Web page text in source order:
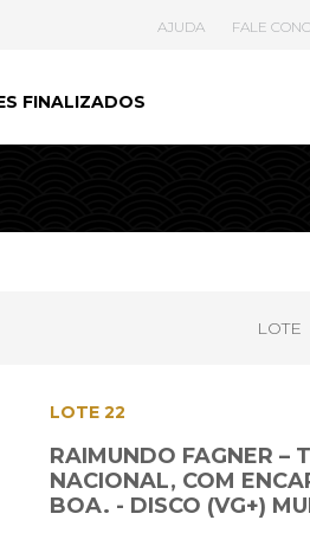
AJUDA FALE
FINALIZADOS
LOTE
LOTE 22
RAIMUNDO FAGNER –
NACIONAL, COM
BOA. - DISCO (VG+)